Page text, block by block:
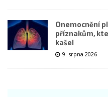
Onemocnění
příznakům,
kašel
9. srpna 2026